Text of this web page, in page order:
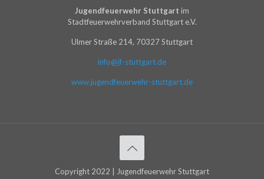
Jugendfeuerwehr Stuttgart im
Stadtfeuerwehrverband Stuttgart e.V.
Ulmer Straße 214, 70327 Stuttgart
info@jf-stuttgart.de
www.jugendfeuerwehr-stuttgart.de
Copyright 2022 | Jugendfeuerwehr Stuttgart